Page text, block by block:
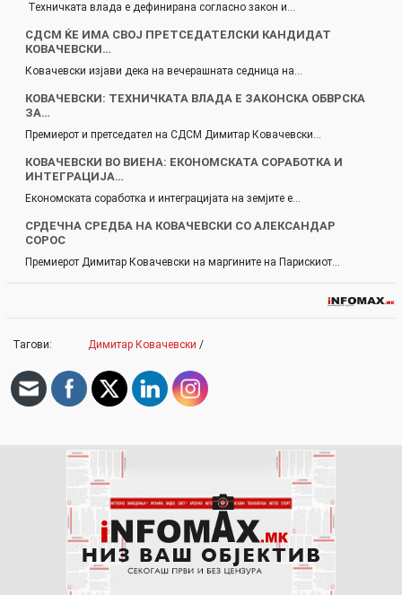
Техничката влада е дефинирана согласно закон и…
СДСМ ЌЕ ИМА СВОЈ ПРЕТСЕДАТЕЛСКИ КАНДИДАТ
КОВАЧЕВСКИ…
Ковачевски изјави дека на вечерашната седница на…
КОВАЧЕВСКИ: ТЕХНИЧКАТА ВЛАДА Е ЗАКОНСКА ОБВРСКА
ЗА…
Премиерот и претседател на СДСМ Димитар Ковачевски…
КОВАЧЕВСКИ ВО ВИЕНА: ЕКОНОМСКАТА СОРАБОТКА И
ИНТЕГРАЦИЈА…
Економската соработка и интеграцијата на земјите е…
СРДЕЧНА СРЕДБА НА КОВАЧЕВСКИ СО АЛЕКСАНДАР
СОРОС
Премиерот Димитар Ковачевски на маргините на Парискиот…
Тагови: Димитар Ковачевски /